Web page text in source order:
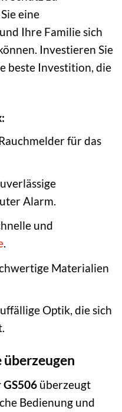
eine
Ihre Familie sich
Investieren Sie
beste Investition, die
für das
Alarm.
und
.
Materialien
Optik, die sich
überzeugen
GS506 überzeugt
Bedienung und